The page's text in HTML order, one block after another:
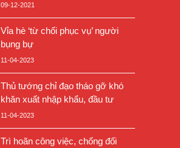
09-12-2021
Vỉa hè ‘từ chối phục vụ’ người
bụng bự
11-04-2023
Thủ tướng chỉ đạo tháo gỡ khó
khăn xuất nhập khẩu, đầu tư
11-04-2023
Trì hoãn công việc, chống đối